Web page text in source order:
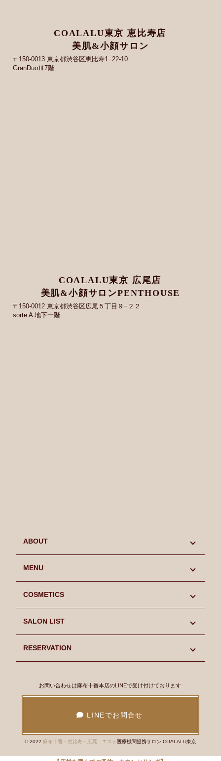
COALALU東京 恵比寿店
美肌&小顔サロン
〒150-0013 東京都渋谷区恵比寿1−22-10
GranDuoⅢ7階
COALALU東京 広尾店
美肌&小顔サロンPENTHOUSE
〒150-0012 東京都渋谷区広尾５丁目９−２２
sorte A 地下一階
ABOUT
初めての方へ
キャンペーン情報
スタッフ紹介
よくあるご質問
採用情報
MENU
MENU
LIFCOOL
SINN PURETE
Epilation
COSMETICS
COSMETICS
SINN PURETE
イラストリアス
SALON LIST
SALON LIST
RESERVATION
広尾店 ご予約
お問い合わせは麻布十番本店のLINEで受け付けております
LINEでお問合せ
© 2022 麻布十番・恵比寿・広尾 エステ医療機関提携サロン COALALU東京